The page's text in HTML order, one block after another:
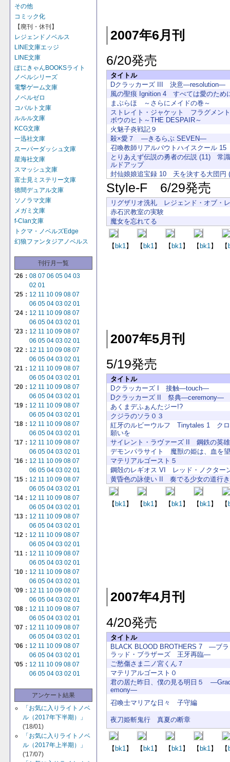
その他
コミック化
【廃刊・休刊】
レジェンドノベルス
LINE文庫エッジ
LINE文庫
ぽにきゃんBOOKSライト
ノベルシリーズ
電撃ゲーム文庫
ノベルゼロ
コバルト文庫
ルルル文庫
KCG文庫
一迅社文庫
スーパーダッシュ文庫
星海社文庫
スマッシュ文庫
富士見ミステリー文庫
徳間デュアル文庫
ソノラマ文庫
メガミ文庫
f-Clan文庫
トクマ・ノベルズEdge
幻狼ファンタジアノベルス
刊行月一覧
'26： 08 07 06 05 04 03
02 01
'25： 12 11 10 09 08 07
06 05 04 03 02 01
'24： 12 11 10 09 08 07
06 05 04 03 02 01
'23： 12 11 10 09 08 07
06 05 04 03 02 01
'22： 12 11 10 09 08 07
06 05 04 03 02 01
'21： 12 11 10 09 08 07
06 05 04 03 02 01
'20： 12 11 10 09 08 07
06 05 04 03 02 01
'19： 12 11 10 09 08 07
06 05 04 03 02 01
'18： 12 11 10 09 08 07
06 05 04 03 02 01
'17： 12 11 10 09 08 07
06 05 04 03 02 01
'16： 12 11 10 09 08 07
06 05 04 03 02 01
'15： 12 11 10 09 08 07
06 05 04 03 02 01
'14： 12 11 10 09 08 07
06 05 04 03 02 01
'13： 12 11 10 09 08 07
06 05 04 03 02 01
'12： 12 11 10 09 08 07
06 05 04 03 02 01
'11： 12 11 10 09 08 07
06 05 04 03 02 01
'10： 12 11 10 09 08 07
06 05 04 03 02 01
'09： 12 11 10 09 08 07
06 05 04 03 02 01
'08： 12 11 10 09 08 07
06 05 04 03 02 01
'07： 12 11 10 09 08 07
06 05 04 03 02 01
'06： 12 11 10 09 08 07
06 05 04 03 02 01
'05： 12 11 10 09 08 07
06 05 04 03 02 01
アンケート結果
「お気に入りライトノベ
ル（2017年下半期）」
('18/01)
「お気に入りライトノベ
ル（2017年上半期）」
('17/07)
2007年6月刊
6/20発売
タイトル
Dクラッカーズ III 決意―resolution―
風の聖痕 Ignition 4 すべては愛のため
まぶらほ ～さらにメイドの巻～
ストレイト・ジャケット フラグメン
ボウのヒト～THE DESPAIR～
火魅子炎戦記９
殺×愛７ ―きるらぶ SEVEN―
召喚教師リアルバウトハイスクール 15
とりあえず伝説の勇者の伝説 (11) 常
ルドアップ
封仙娘娘追宝録 10 天を決する大団円
Style-F 6/29発売
リグザリオ洗礼 レジェンド・オブ・
赤石沢教室の実験
魔女を忘れてる
【 bk1 】 【 bk1 】 【 bk1 】 【 bk1 】 【
2007年5月刊
5/19発売
タイトル
Dクラッカーズ I 接触―touch―
Dクラッカーズ II 祭典―ceremony―
あくまデふぁんたジー!?
クジラのソラ０３
紅牙のルビーウルフ Tinytales 1 クロ
願いを
サイレント・ラヴァーズ II 鋼鉄の英雄
デモンパラサイト 魔獣の姫は、血を
マテリアルゴースト５
鋼殻のレギオス VI レッド・ノクター
黄昏色の詠使い II 奏でる少女の道行
【 bk1】 【 bk1】 【 bk1】 【 bk1】 【
2007年4月刊
4/20発売
タイトル
BLACK BLOOD BROTHERS 7 ―ブラ
ラッド・ブラザーズ 王牙再臨―
ご愁傷さま二ノ宮くん７
マテリアルゴースト０
君の居た昨日、僕の見る明日５
emony―
召喚士マリアな日々 子守編
夜刀姫斬鬼行 真夏の断章
【bk1 】 【bk1 】 【bk1 】 【bk1 】 【